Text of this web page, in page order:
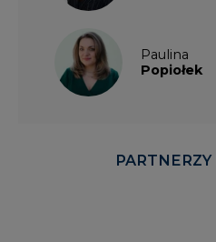
Paulina
Popiołek